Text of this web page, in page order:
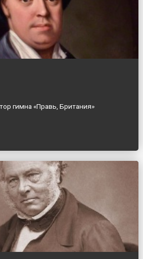
гимна «Правь, Британия»